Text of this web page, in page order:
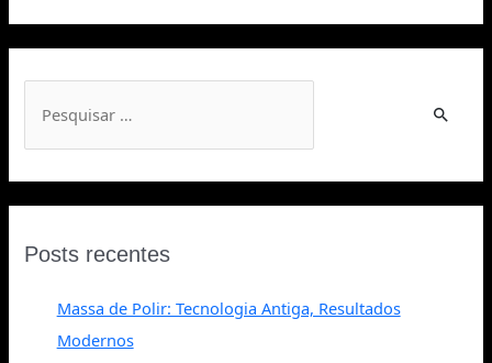
Posts recentes
Massa de Polir: Tecnologia Antiga, Resultados
Modernos